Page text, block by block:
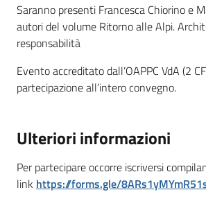
Saranno presenti Francesca Chiorino e
autori del volume Ritorno alle Alpi.
responsabilità
Evento accreditato dall’OAPPC VdA (2
partecipazione all’intero convegno.
Ulteriori informazioni
Per partecipare occorre iscriversi
link https://forms.gle/